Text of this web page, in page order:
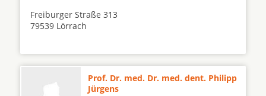
Freiburger Straße 313
79539 Lörrach
Prof. Dr. med. Dr. med. dent. Philipp
Jürgens